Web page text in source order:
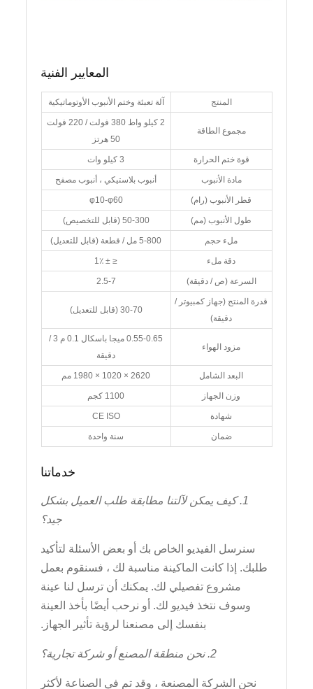
المعايير الفنية
المنتج آلة تعبئة وختم الأنبوب الأوتوماتيكية
مجموع الطاقة
2 كيلو واط 380 فولت / 220 فولت
50 هرتز
قوة ختم الحرارة 3 كيلو وات
مادة الأنبوب أنبوب بلاستيكي ، أنبوب مصفح
قطر الأنبوب (رام) φ10-φ60
طول الأنبوب (مم) 50-300 (قابل للتخصيص)
ملء حجم 5-800 مل / قطعة (قابل للتعديل)
دقة ملء ≤ ± 1٪
السرعة (ص / دقيقة) 2.5-7
قدرة المنتج (جهاز كمبيوتر /
دقيقة)
30-70 (قابل للتعديل)
مزود الهواء
0.55-0.65 ميجا باسكال 0.1 م 3 /
دقيقة
البعد الشامل 2620 × 1020 × 1980 مم
وزن الجهاز 1100 كجم
شهادة CE ISO
ضمان سنة واحدة
خدماتنا
1. كيف يمكن لآلتنا مطابقة طلب العميل بشكل
جيد؟
سنرسل الفيديو الخاص بك أو بعض الأسئلة لتأكيد
طلبك. إذا كانت الماكينة مناسبة لك ، فسنقوم بعمل
مشروع تفصيلي لك. يمكنك أن ترسل لنا عينة
وسوف نتخذ فيديو لك. أو نرحب أيضًا بأخذ العينة
بنفسك إلى مصنعنا لرؤية تأثير الجهاز.
2. نحن منطقة المصنع أو شركة تجارية؟
نحن الشركة المصنعة ، وقد تم في الصناعة لأكثر